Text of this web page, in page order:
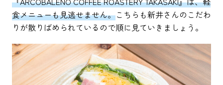
食メニューも見逃せません。こちらも新井さんのこだわ
りが散りばめられているので順に見ていきましょう。